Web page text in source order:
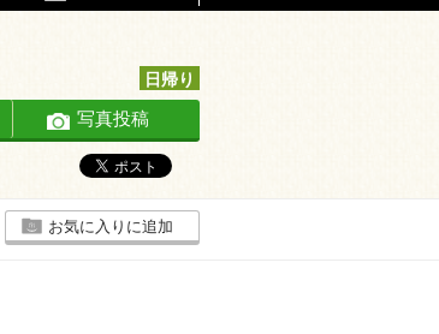
日帰り
写真投稿
お気に入りに追加